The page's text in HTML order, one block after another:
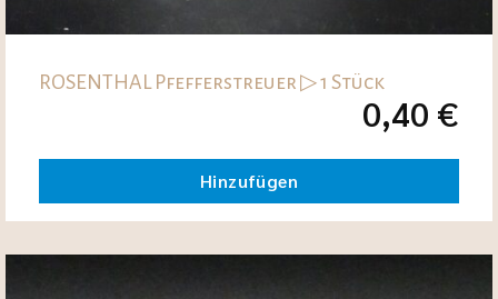
ROSENTHAL Pfefferstreuer ▷ 1 Stück
0,40 €
Hinzufügen